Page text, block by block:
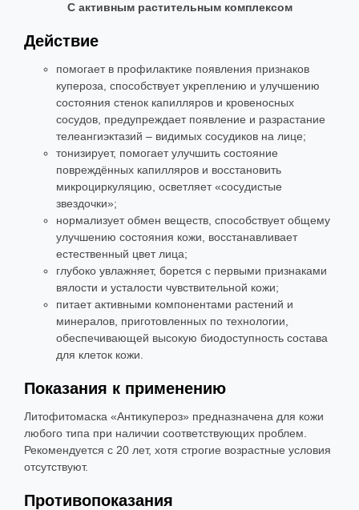
С активным растительным комплексом
Действие
помогает в профилактике появления признаков
купероза, способствует укреплению и улучшению
состояния стенок капилляров и кровеносных
сосудов, предупреждает появление и разрастание
телеангиэктазий – видимых сосудиков на лице;
тонизирует, помогает улучшить состояние
повреждённых капилляров и восстановить
микроциркуляцию, осветляет «сосудистые
звездочки»;
нормализует обмен веществ, способствует общему
улучшению состояния кожи, восстанавливает
естественный цвет лица;
глубоко увлажняет, борется с первыми признаками
вялости и усталости чувствительной кожи;
питает активными компонентами растений и
минералов, приготовленных по технологии,
обеспечивающей высокую биодоступность состава
для клеток кожи.
Показания к применению
Литофитомаска «Антикупероз» предназначена для кожи
любого типа при наличии соответствующих проблем.
Рекомендуется с 20 лет, хотя строгие возрастные условия
отсутствуют.
Противопоказания